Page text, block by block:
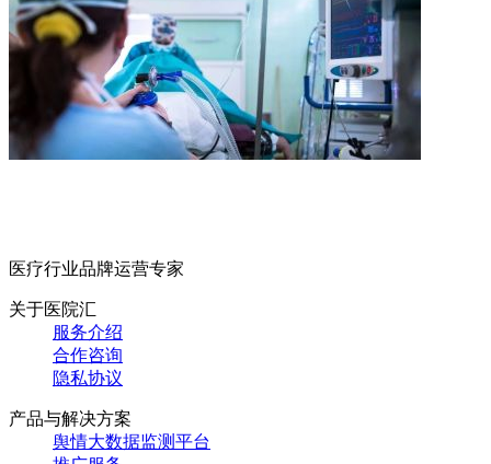
医疗行业品牌运营专家
关于医院汇
服务介绍
合作咨询
隐私协议
产品与解决方案
舆情大数据监测平台